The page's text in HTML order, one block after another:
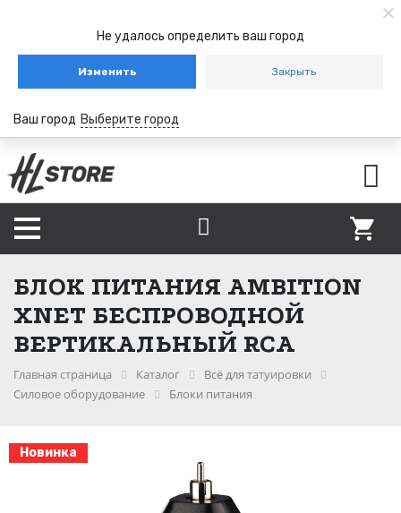
Не удалось определить ваш город
Изменить Закрыть
Ваш город Выберите город
БЛОК ПИТАНИЯ AMBITION
XNET БЕСПРОВОДНОЙ
ВЕРТИКАЛЬНЫЙ RCA
Главная страница Каталог
Всё для татуировки
Силовое оборудование
Блоки питания
Новинка